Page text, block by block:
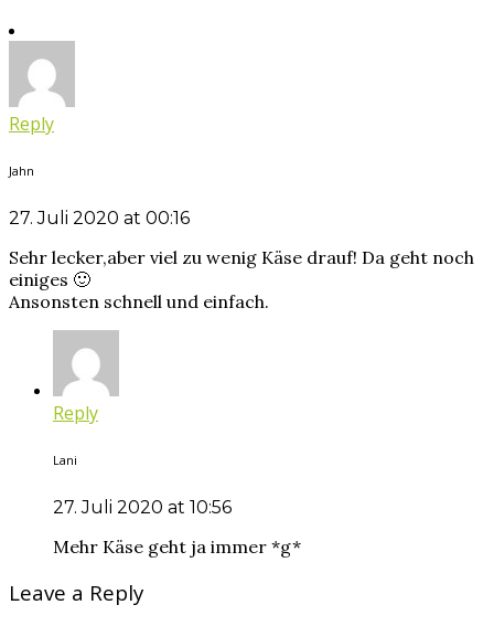
Reply
Jahn
27. Juli 2020 at 00:16
Sehr lecker,aber viel zu wenig Käse drauf! Da geht noch
einiges 🙂
Ansonsten schnell und einfach.
Reply
Lani
27. Juli 2020 at 10:56
Mehr Käse geht ja immer *g*
Leave a Reply